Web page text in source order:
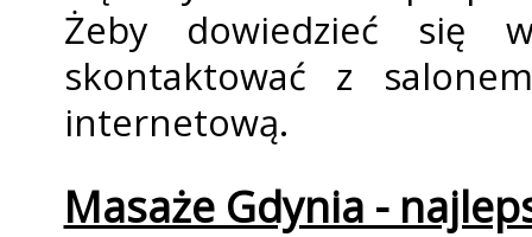
Żeby dowiedzieć się
skontaktować z
internetową.
Masaże Gdynia -